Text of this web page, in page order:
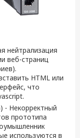
нейтрализация
веб-страниц
HTML или
что
- Некорректный
прототипа
используются в